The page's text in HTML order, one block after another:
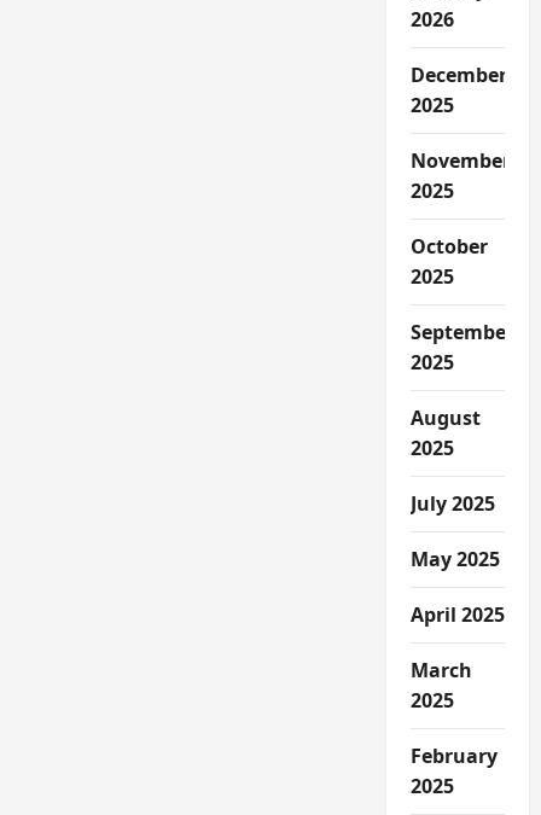
2026
December
2025
November
2025
October
2025
September
2025
August
2025
July 2025
May 2025
April 2025
March
2025
February
2025